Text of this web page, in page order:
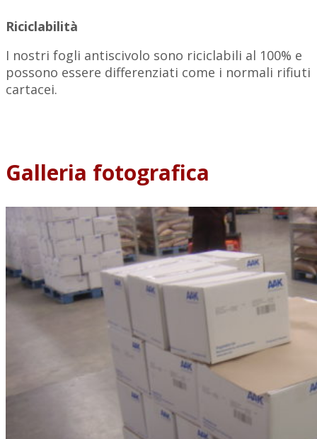
Riciclabilità
I nostri fogli antiscivolo sono riciclabili al 100% e
possono essere differenziati come i normali rifiuti
cartacei.
Galleria fotografica